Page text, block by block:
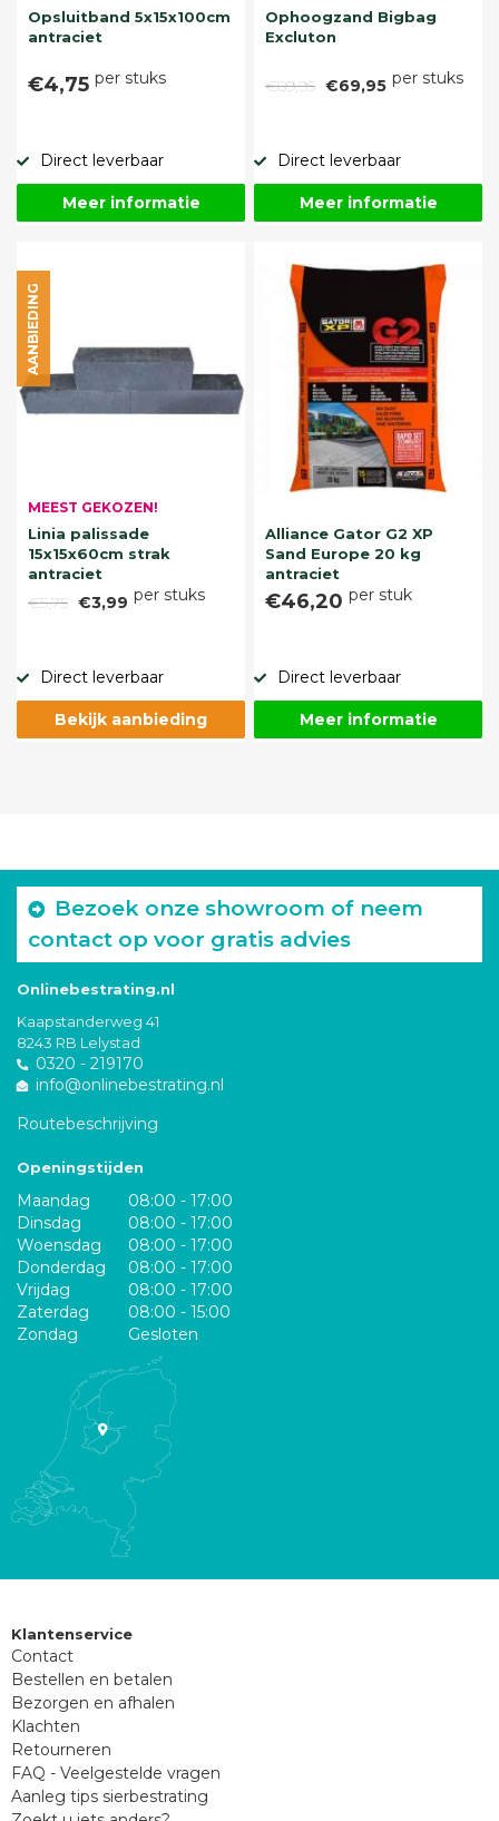
Opsluitband 5x15x100cm
antraciet
€4,75 per stuks
Direct leverbaar
Meer informatie
Ophoogzand Bigbag
Excluton
€89,95 €69,95 per stuks
Direct leverbaar
Meer informatie
MEEST GEKOZEN!
Linia palissade
15x15x60cm strak
antraciet
€5,75 €3,99 per stuks
AANBIEDING
Direct leverbaar
Bekijk aanbieding
Alliance Gator G2 XP
Sand Europe 20 kg
antraciet
€46,20 per stuk
Direct leverbaar
Meer informatie
Bezoek onze showroom of neem
contact op voor gratis advies
Onlinebestrating.nl
Kaapstanderweg 41
8243 RB Lelystad
0320 - 219170
info@onlinebestrating.nl
Routebeschrijving
Openingstijden
Maandag
08:00 - 17:00
Dinsdag
08:00 - 17:00
Woensdag
08:00 - 17:00
Donderdag
08:00 - 17:00
Vrijdag
08:00 - 17:00
Zaterdag
08:00 - 15:00
Zondag
Gesloten
Klantenservice
Contact
Bestellen en betalen
Bezorgen en afhalen
Klachten
Retourneren
FAQ - Veelgestelde vragen
Aanleg tips sierbestrating